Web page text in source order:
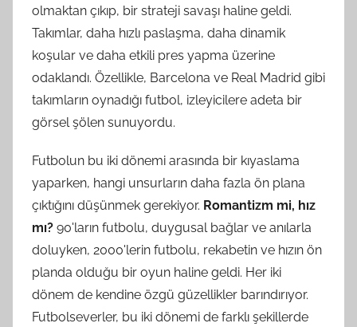
olmaktan çıkıp, bir strateji savaşı haline geldi.
Takımlar, daha hızlı paslaşma, daha dinamik
koşular ve daha etkili pres yapma üzerine
odaklandı. Özellikle, Barcelona ve Real Madrid gibi
takımların oynadığı futbol, izleyicilere adeta bir
görsel şölen sunuyordu.
Futbolun bu iki dönemi arasında bir kıyaslama
yaparken, hangi unsurların daha fazla ön plana
çıktığını düşünmek gerekiyor. Romantizm mi, hız
mı? 90'ların futbolu, duygusal bağlar ve anılarla
doluyken, 2000'lerin futbolu, rekabetin ve hızın ön
planda olduğu bir oyun haline geldi. Her iki
dönem de kendine özgü güzellikler barındırıyor.
Futbolseverler, bu iki dönemi de farklı şekillerde